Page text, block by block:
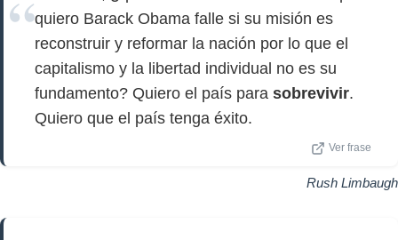
quiero Barack Obama falle si su misión es
reconstruir y reformar la nación por lo que el
capitalismo y la libertad individual no es su
fundamento? Quiero el país para sobrevivir.
Quiero que el país tenga éxito.
Ver frase
Rush Limbaugh